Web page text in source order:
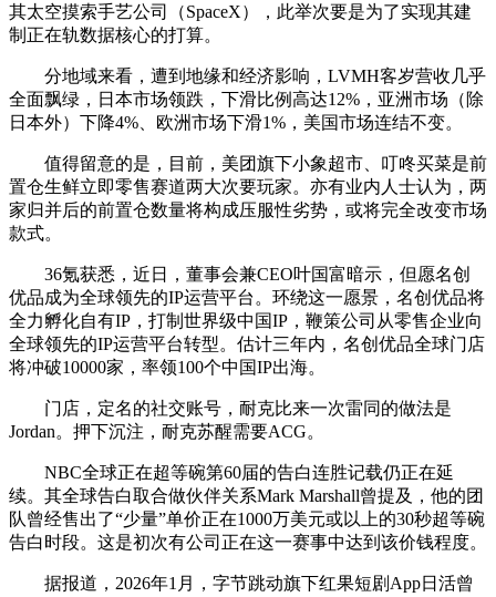
其太空摸索手艺公司（SpaceX），此举次要是为了实现其建
制正在轨数据核心的打算。
分地域来看，遭到地缘和经济影响，LVMH客岁营收几乎
全面飘绿，日本市场领跌，下滑比例高达12%，亚洲市场（除
日本外）下降4%、欧洲市场下滑1%，美国市场连结不变。
值得留意的是，目前，美团旗下小象超市、叮咚买菜是前
置仓生鲜立即零售赛道两大次要玩家。亦有业内人士认为，两
家归并后的前置仓数量将构成压服性劣势，或将完全改变市场
款式。
36氪获悉，近日，董事会兼CEO叶国富暗示，但愿名创
优品成为全球领先的IP运营平台。环绕这一愿景，名创优品将
全力孵化自有IP，打制世界级中国IP，鞭策公司从零售企业向
全球领先的IP运营平台转型。估计三年内，名创优品全球门店
将冲破10000家，率领100个中国IP出海。
门店，定名的社交账号，耐克比来一次雷同的做法是
Jordan。押下沉注，耐克苏醒需要ACG。
NBC全球正在超等碗第60届的告白连胜记载仍正在延
续。其全球告白取合做伙伴关系Mark Marshall曾提及，他的团
队曾经售出了“少量”单价正在1000万美元或以上的30秒超等碗
告白时段。这是初次有公司正在这一赛事中达到该价钱程度。
据报道，2026年1月，字节跳动旗下红果短剧App日活曾